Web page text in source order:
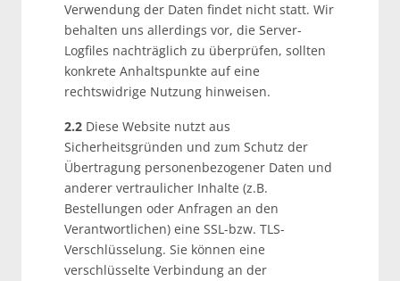
Verwendung der Daten findet nicht statt. Wir
behalten uns allerdings vor, die Server-
Logfiles nachträglich zu überprüfen, sollten
konkrete Anhaltspunkte auf eine
rechtswidrige Nutzung hinweisen.
2.2 Diese Website nutzt aus
Sicherheitsgründen und zum Schutz der
Übertragung personenbezogener Daten und
anderer vertraulicher Inhalte (z.B.
Bestellungen oder Anfragen an den
Verantwortlichen) eine SSL-bzw. TLS-
Verschlüsselung. Sie können eine
verschlüsselte Verbindung an der